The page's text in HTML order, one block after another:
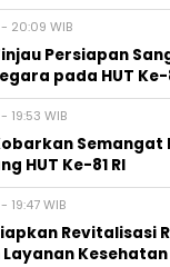
20:09 WIB
Persiapan
pada HUT Ke-
WIB
Semangat
HUT Ke-81 RI
WIB
Revitalisasi
Kesehatan